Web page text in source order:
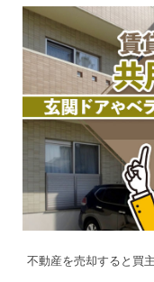
不動産を売却すると買